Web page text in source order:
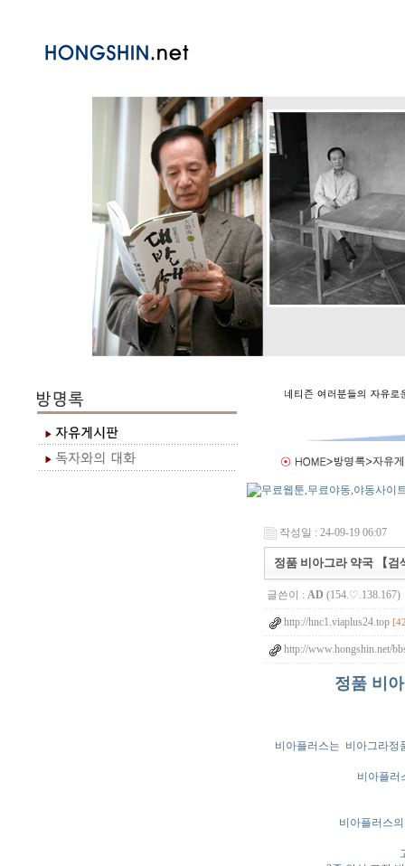
작성일 : 24-09-19 06:07
정품 비아그라 약국 【
글쓴이 : AD (154.♡.138.167)
http://hnc1.viaplus24.top
http://www.hongshin.net/
정품 비
비아플러스는 비아그라정
비아플러
비아플러스